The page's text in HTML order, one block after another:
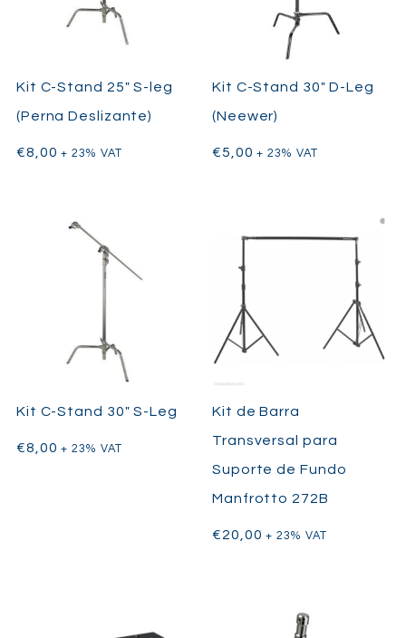
Kit C-Stand 25″ S-leg
(Perna Deslizante)
€8,00 + 23% VAT
Kit C-Stand 30″ D-Leg
(Neewer)
€5,00 + 23% VAT
Kit C-Stand 30″ S-Leg
€8,00 + 23% VAT
Kit de Barra
Transversal para
Suporte de Fundo
Manfrotto 272B
€20,00 + 23% VAT